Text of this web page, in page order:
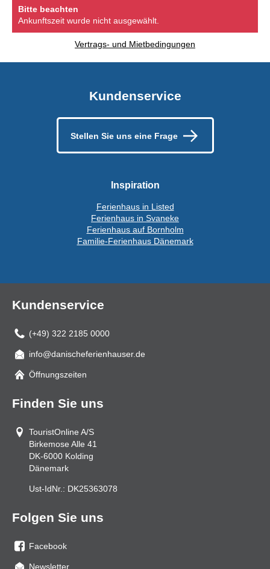
Bitte beachten
Ankunftszeit wurde nicht ausgewählt.
Vertrags- und Mietbedingungen
Kundenservice
Stellen Sie uns eine Frage
Inspiration
Ferienhaus in Listed
Ferienhaus in Svaneke
Ferienhaus auf Bornholm
Familie-Ferienhaus Dänemark
Kundenservice
(+49) 322 2185 0000
Mail
info@danischeferienhauser.de
Öffnungszeiten
Finden Sie uns
TouristOnline A/S
Birkemose Alle 41
DK-6000 Kolding
Dänemark
Ust-IdNr.: DK25363078
Folgen Sie uns
Sie
Facebook
Newsletter